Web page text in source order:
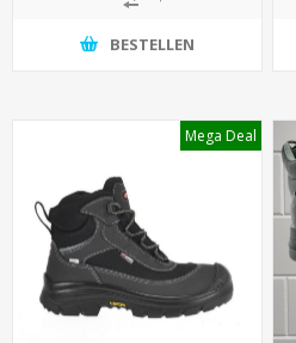
BESTELLEN
Mega Deal